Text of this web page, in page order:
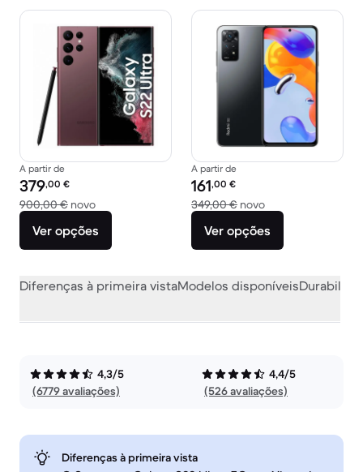
A partir de
Preço recondicionado:
379,00 €
900,00 € novoVersus 900,00 € novo
Ver opções
A partir de
Preço recondicionado:
161,00 €
349,00 € novoVersus 349,00 €
Ver opções
Diferenças à primeira vistaModelos disponíveis
4,3/5
(6779 avaliações)
4,4/5
(526 avaliações)
Diferenças à primeira vista